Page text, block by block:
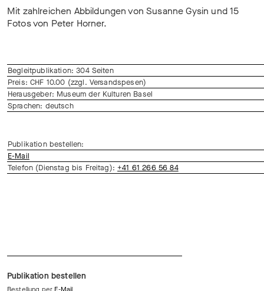
Mit zahlreichen Abbildungen von Susanne Gysin und 15
Fotos von Peter Horner.
Begleitpublikation: 304 Seiten
Preis: CHF 10.00 (zzgl. Versandspesen)
Herausgeber: Museum der Kulturen Basel
Sprachen: deutsch
Publikation bestellen:
E-Mail
Telefon (Dienstag bis Freitag):+41 61 266 56 84
Publikation bestellen